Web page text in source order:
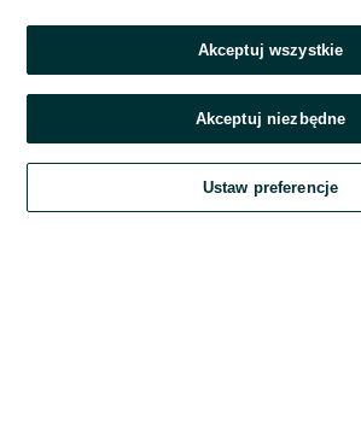
Zaloguj się
Kontynuując za pośrednictwem jednego z
OLX.pl w jego
Akceptuj wszystkie
Akceptuj niezbędne
Ustaw preferencje